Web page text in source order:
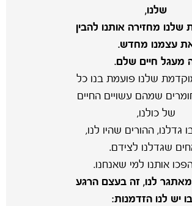
שלנו,
שלנו מחזירה אותנו להבין
עצמנו מחדש.
מעגל חיים שלם.
שלנו פועמת בנו כל
שמהם עשויים החיים
של כולנו,
גדלנו, ההורים שהיו לנו,
שגדלנו לצידם.
אותנו למי שאנחנו.
לנו, זה בעצם הרגע
יש לנו הזדמנות: